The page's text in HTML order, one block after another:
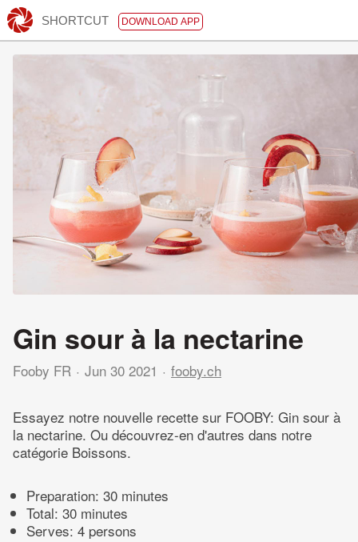
SHORTCUT DOWNLOAD APP
Gin sour à la nectarine
Fooby FR Jun 30 2021 fooby.ch
Essayez notre nouvelle recette sur FOOBY: Gin sour à
la nectarine. Ou découvrez-en d'autres dans notre
catégorie Boissons.
Preparation: 30 minutes
Total: 30 minutes
Serves: 4 persons